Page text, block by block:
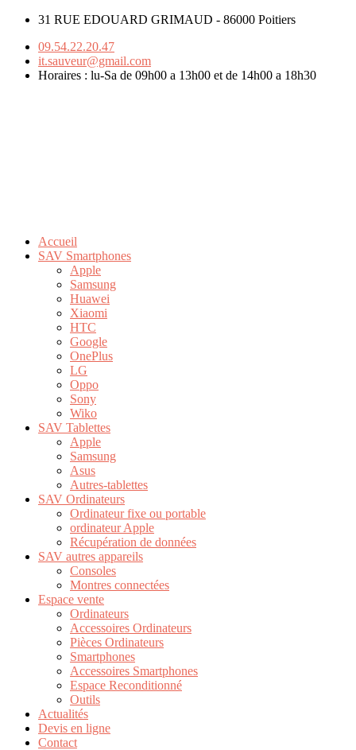
31 RUE EDOUARD GRIMAUD - 86000 Poitiers
09.54.22.20.47
it.sauveur@gmail.com
Horaires : lu-Sa de 09h00 a 13h00 et de 14h00 a 18h30
Accueil
SAV Smartphones
Apple
Samsung
Huawei
Xiaomi
HTC
Google
OnePlus
LG
Oppo
Sony
Wiko
SAV Tablettes
Apple
Samsung
Asus
Autres-tablettes
SAV Ordinateurs
Ordinateur fixe ou portable
ordinateur Apple
Récupération de données
SAV autres appareils
Consoles
Montres connectées
Espace vente
Ordinateurs
Accessoires Ordinateurs
Pièces Ordinateurs
Smartphones
Accessoires Smartphones
Espace Reconditionné
Outils
Actualités
Devis en ligne
Contact